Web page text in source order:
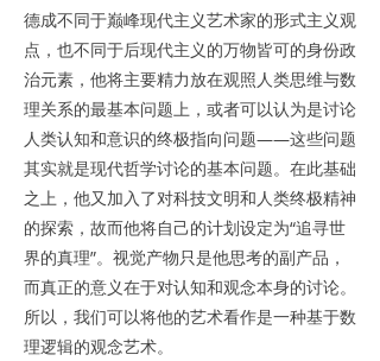
德成不同于巅峰现代主义艺术家的形式主义观
点，也不同于后现代主义的万物皆可的身份政
治元素，他将主要精力放在观照人类思维与数
理关系的最基本问题上，或者可以认为是讨论
人类认知和意识的终极指向问题——这些问题
其实就是现代哲学讨论的基本问题。在此基础
之上，他又加入了对科技文明和人类终极精神
的探索，故而他将自己的计划设定为“追寻世
界的真理”。视觉产物只是他思考的副产品，
而真正的意义在于对认知和观念本身的讨论。
所以，我们可以将他的艺术看作是一种基于数
理逻辑的观念艺术。